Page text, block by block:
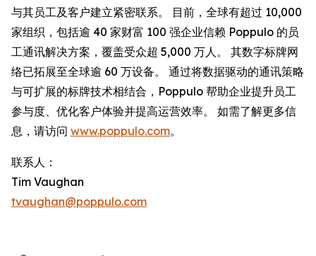
与其员工及客户建立紧密联系。 目前，全球有超过 10,000
家组织，包括逾 40 家财富 100 强企业信赖 Poppulo 的员
工通讯解决方案，覆盖受众超 5,000 万人。 其数字标牌网
络已拓展至全球逾 60 万设备。 通过将数据驱动的通讯策略
与可扩展的标牌技术相结合，Poppulo 帮助企业提升员工
参与度、优化客户体验并提高运营效率。 如需了解更多信
息，请访问 www.poppulo.com。
联系人：
Tim Vaughan
tvaughan@poppulo.com